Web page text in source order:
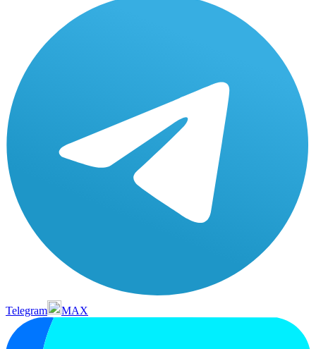
Telegram MAX